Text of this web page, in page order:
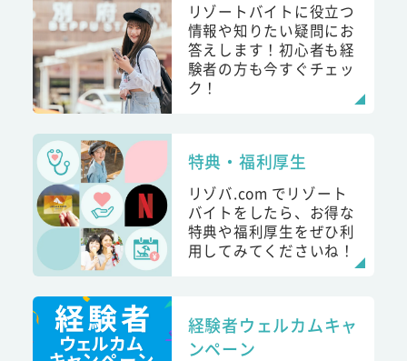
リゾートバイトに役立つ
情報や知りたい疑問にお
答えします！初心者も経
験者の方も今すぐチェッ
ク！
特典・福利厚生
リゾバ.com でリゾート
バイトをしたら、お得な
特典や福利厚生をぜひ利
用してみてくださいね！
経験者ウェルカムキャ
ンペーン